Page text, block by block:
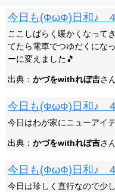
今日も(ФωФ)日和♪
ここしばらく暖かくなって
てたら電車でつゆだくにな
ーに変えました🎵
出典： かづをwithれぼ吉さ
今日も(ФωФ)日和♪
今日はわが家にニューアイ
出典： かづをwithれぼ吉さ
今日も(ФωФ)日和♪
今日は珍しく直行なので少